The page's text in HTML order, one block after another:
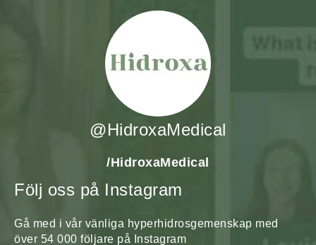
Följ oss på Instagram
Gå med i vår vänliga hyperhidrosgemenskap med
över 54 000 följare på Instagram
@HidroxaMedical
/HidroxaMedical